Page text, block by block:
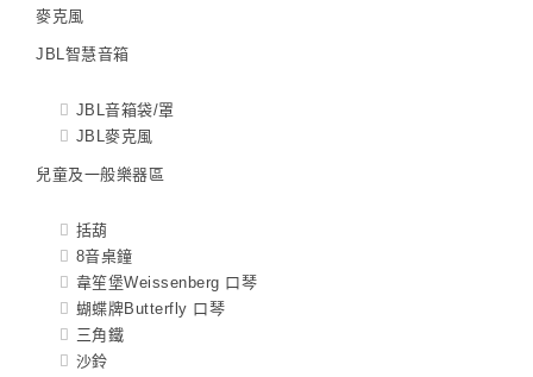
麥克風
JBL智慧音箱
JBL音箱袋/罩
JBL麥克風
兒童及一般樂器區
括葫
8音桌鐘
韋笙堡Weissenberg 口琴
蝴蝶牌Butterfly 口琴
三角鐵
沙鈴